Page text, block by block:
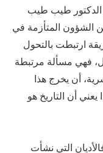
الدكتور طيب طيب
الشؤون المتأزمة في
ارتبطت بالتحول
فهي مسألة مرتبطة
أن يخرج هذا
أن التاريخ هو
التي نشأت